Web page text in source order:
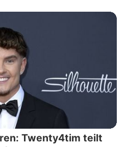
Twenty4tim teilt